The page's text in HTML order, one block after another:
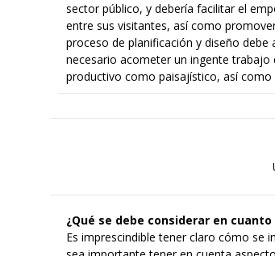
sector público, y debería facilitar el
entre sus visitantes, así como
proceso de planificación y diseño debe
necesario acometer un ingente
productivo como paisajístico, así
¿Qué se debe considerar en
Es imprescindible tener claro cómo se